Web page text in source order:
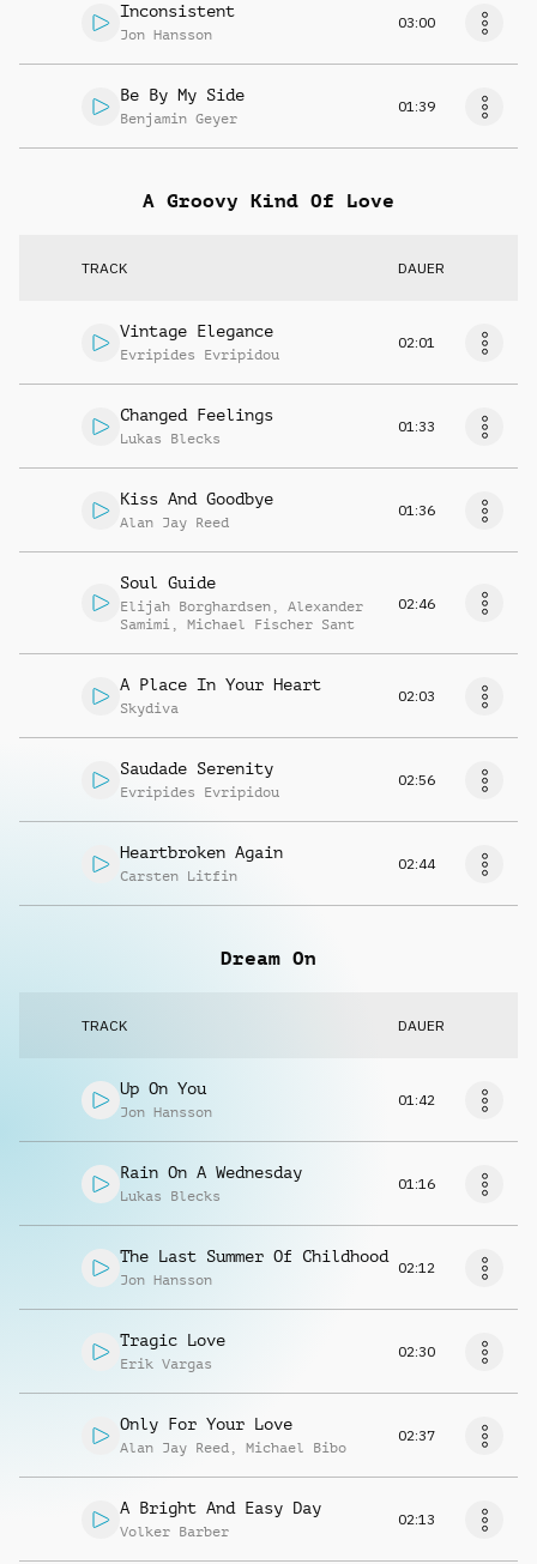
Inconsistent
Jon Hansson
03:00
Be By My Side
Benjamin Geyer
01:39
A Groovy Kind Of Love
TRACK DAUER
Vintage Elegance
Evripides Evripidou
02:01
Changed Feelings
Lukas Blecks
01:33
Kiss And Goodbye
Alan Jay Reed
01:36
Soul Guide
Elijah Borghardsen , Alexander
Samimi , Michael Fischer Sant
02:46
A Place In Your Heart
Skydiva
02:03
Saudade Serenity
Evripides Evripidou
02:56
Heartbroken Again
Carsten Litfin
02:44
Dream On
TRACK DAUER
Up On You
Jon Hansson
01:42
Rain On A Wednesday
Lukas Blecks
01:16
The Last Summer Of Childhood
Jon Hansson
02:12
Tragic Love
Erik Vargas
02:30
Only For Your Love
Alan Jay Reed , Michael Bibo
02:37
A Bright And Easy Day
Volker Barber
02:13